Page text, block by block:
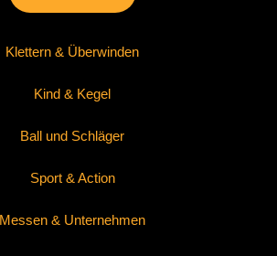
Klettern & Überwinden
Kind & Kegel
Ball und Schläger
Sport & Action
Messen & Unternehmen